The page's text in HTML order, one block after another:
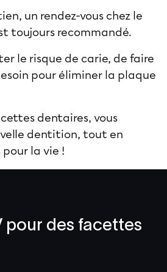
un rendez-vous chez le
toujours recommandé.
le risque de carie, de faire
pour éliminer la plaque
dentaires, vous
dentition, tout en
la vie !
pour des facettes